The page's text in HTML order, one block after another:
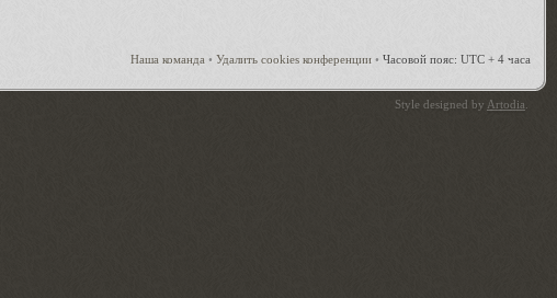
Наша команда • Удалить cookies конференции • Часовой пояс: UTC + 4 часа
Style designed by Artodia